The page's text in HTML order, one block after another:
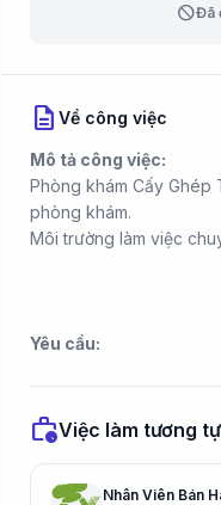
blockĐã
description Về công việc
Mô tả công việc:
Phòng khám Cấy Ghép
phòng khám.
Môi trường làm việc
Yêu cầu:
work_historyViệc làm tương tự
Nhân Viên Bán